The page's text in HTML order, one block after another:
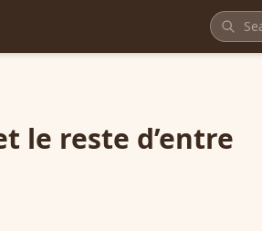
le reste d’entre